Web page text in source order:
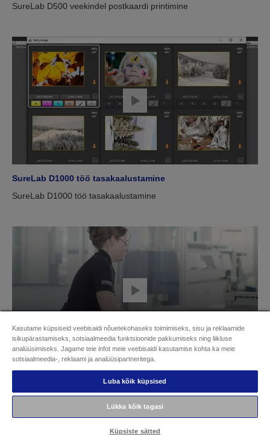
SureLab D500 veekindel postkaardi printimine
SureLab D1000 töö tasakaalustamine
SureLab D1000 töö tasakaalustamine
Kuidas SureLabi kasutada
Kuidas SureLabi kasutada
Kasutame küpsiseid veebisaidi nõuetekohaseks toimimiseks, sisu ja reklaamide
isikupärastamiseks, sotsiaalmeedia funktsioonide pakkumiseks ning liikluse
analüüsimiseks. Jagame teie infot meie veebisaidi kasutamise kohta ka meie
sotsiaalmeedia-, reklaami ja analüüsipartneritega.
Luba kõik küpsised
Lükka kõik tagasi
Küpsiste sätted